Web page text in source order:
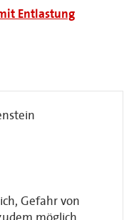
Entlastung
Gefahr von